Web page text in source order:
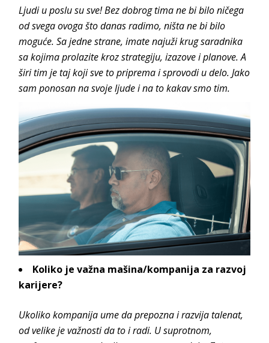
Ljudi u poslu su sve! Bez dobrog tima ne bi bilo ničega
od svega ovoga što danas radimo, ništa ne bi bilo
moguće. Sa jedne strane, imate najuži krug saradnika
sa kojima prolazite kroz strategiju, izazove i planove. A
širi tim je taj koji sve to priprema i sprovodi u delo. Jako
sam ponosan na svoje ljude i na to kakav smo tim.
Koliko je važna mašina/kompanija za razvoj
karijere?
Ukoliko kompanija ume da prepozna i razvija talenat,
od velike je važnosti da to i radi. U suprotnom,